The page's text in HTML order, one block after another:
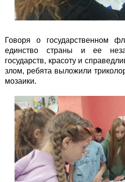
Говоря о государственном
единство страны и ее
государств, красоту и
злом, ребята выложили
мозаики.